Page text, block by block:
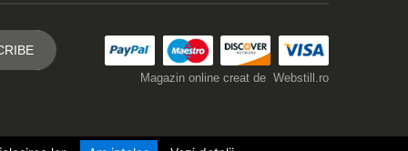
Magazin online creat de Webstill.ro